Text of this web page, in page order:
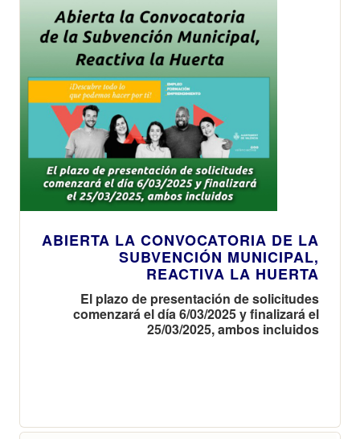
ABIERTA LA CONVOCATORIA DE LA
SUBVENCIÓN MUNICIPAL,
REACTIVA LA HUERTA
El plazo de presentación de solicitudes
comenzará el día 6/03/2025 y finalizará el
25/03/2025, ambos incluidos